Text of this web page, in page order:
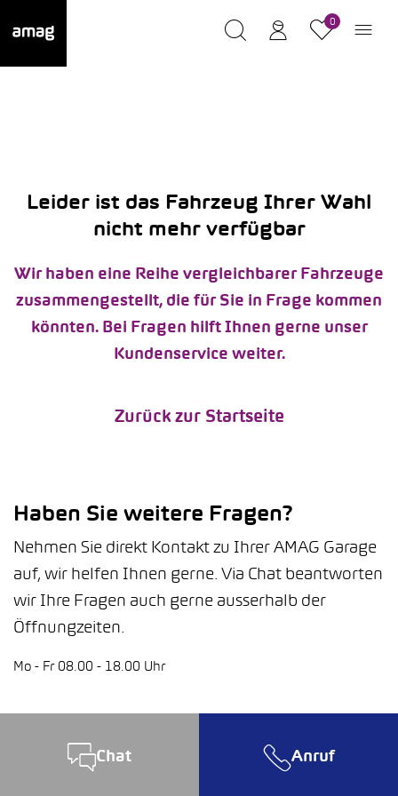
0
Leider ist das Fahrzeug Ihrer Wahl
nicht mehr verfügbar
Wir haben eine Reihe vergleichbarer Fahrzeuge
zusammengestellt, die für Sie in Frage kommen
könnten. Bei Fragen hilft Ihnen gerne unser
Kundenservice weiter.
Zurück zur Startseite
Haben Sie weitere Fragen?
Nehmen Sie direkt Kontakt zu Ihrer AMAG Garage
auf, wir helfen Ihnen gerne. Via Chat beantworten
wir Ihre Fragen auch gerne ausserhalb der
Öffnungzeiten.
Mo - Fr 08.00 - 18.00 Uhr
Chat Anruf